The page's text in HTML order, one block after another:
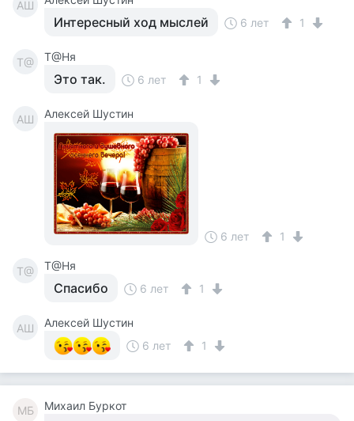
АШ
Интересный ход мыслей 6 лет 1
Т@ Т@Ня
Это так. 6 лет 1
АШ Алексей Шустин
6 лет 1
Т@ Т@Ня
Спасибо 6 лет 1
АШ
Алексей Шустин
6 лет
1
МБ Михаил Буркот